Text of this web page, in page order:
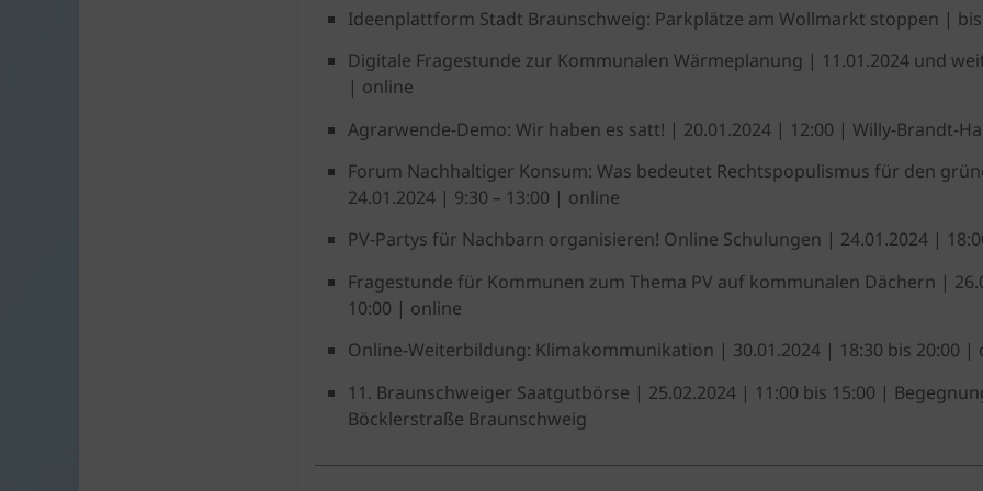
Ideenplattform Stadt Braunschweig: Parkplätze am Wollmarkt stoppen | bis
Digitale Fragestunde zur Kommunalen Wärmeplanung | 11.01.2024 und
| online
Agrarwende-Demo: Wir haben es satt! | 20.01.2024 | 12:00 | Willy-Brandt-
Forum Nachhaltiger Konsum: Was bedeutet Rechtspopulismus für den
24.01.2024 | 9:30 – 13:00 | online
PV-Partys für Nachbarn organisieren! Online Schulungen | 24.01.2024 |
Fragestunde für Kommunen zum Thema PV auf kommunalen Dächern |
10:00 | online
Online-Weiterbildung: Klimakommunikation | 30.01.2024 | 18:30 bis 20:00 |
11. Braunschweiger Saatgutbörse | 25.02.2024 | 11:00 bis 15:00 |
Böcklerstraße Braunschweig